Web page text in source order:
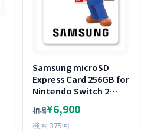
Samsung microSD
Express Card 256GB for
Nintendo Switch 2
BEE-A-SD01B
相場¥6,900
検索 375回